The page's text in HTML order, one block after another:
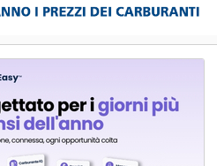
E "MINIMUM TAX"'